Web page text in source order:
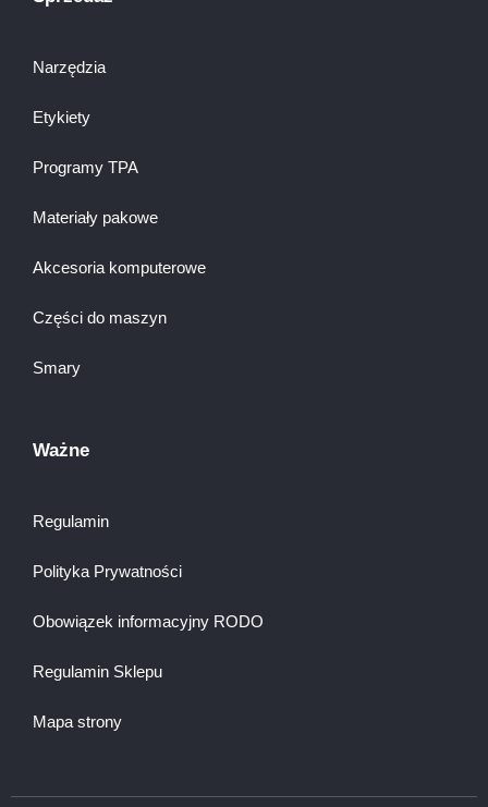
Narzędzia
Etykiety
Programy TPA
Materiały pakowe
Akcesoria komputerowe
Części do maszyn
Smary
Ważne
Regulamin
Polityka Prywatności
Obowiązek informacyjny RODO
Regulamin Sklepu
Mapa strony